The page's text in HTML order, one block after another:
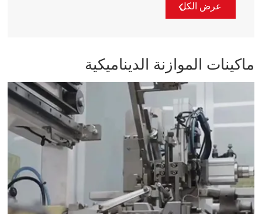
عرض الكل
ماكينات الموازنة الديناميكية